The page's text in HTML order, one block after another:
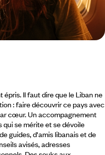
Il faut dire que le Liban ne
: faire découvrir ce pays avec
cœur. Un accompagnement
qui se mérite et se dévoile
guides, d'amis libanais et de
avisés, adresses